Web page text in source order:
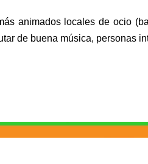
animados locales de ocio
de buena música, personas